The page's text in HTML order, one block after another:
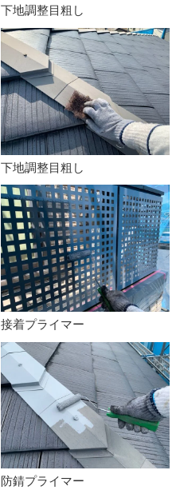
下地調整目粗し
下地調整目粗し
接着プライマー
防錆プライマー